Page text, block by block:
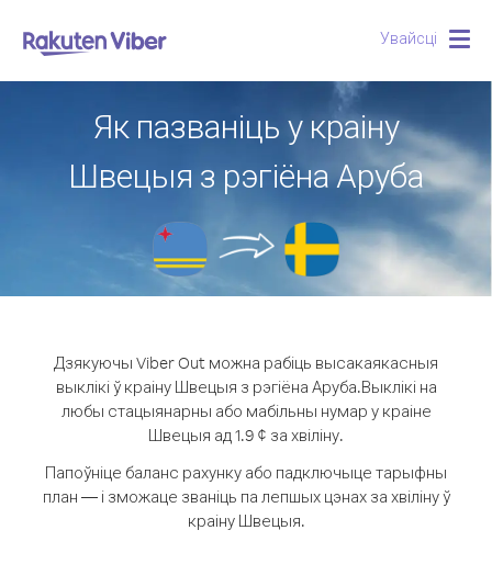
Увайсці
Як пазваніць у краіну
Швецыя з рэгіёна Аруба
Дзякуючы Viber Out можна рабіць высакаякасныя
выклікі ў краіну Швецыя з рэгіёна Аруба.Выклікі на
любы стацыянарны або мабільны нумар у краіне
Швецыя ад 1.9 ¢ за хвіліну.
Папоўніце баланс рахунку або падключыце тарыфны
план — і зможаце званіць па лепшых цэнах за хвіліну ў
краіну Швецыя.